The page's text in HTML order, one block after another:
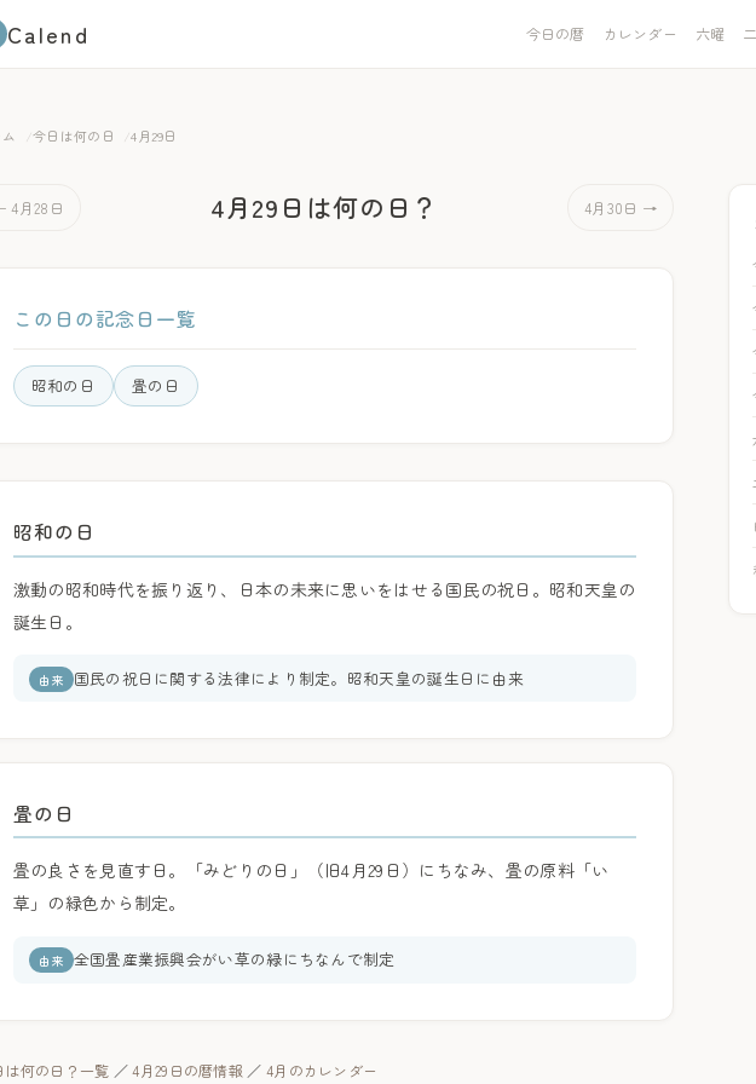
Calend 今日の暦 カレンダー 六曜
今日は何の日 4月29日
4月28日 4月29日は何の日？ 4月30日 →
この日の記念日一覧
昭和の日 畳の日
昭和の日
激動の昭和時代を振り返り、日本の未来に思いをはせる国民の祝日。昭和天皇の
誕生日。
由来 国民の祝日に関する法律により制定。昭和天皇の誕生日に由来
畳の日
畳の良さを見直す日。「みどりの日」（旧4月29日）にちなみ、畳の原料「い
草」の緑色から制定。
由来 全国畳産業振興会がい草の緑にちなんで制定
は何の日？一覧 ／4月29日の暦情報 ／ 4月のカレンダー